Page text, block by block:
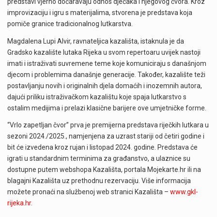
improvizaciju i igru s materijalima, stvorena je predstava koja
pomiče granice tradicionalnog lutkarstva.
Magdalena Lupi Alvir, ravnateljica kazališta, istaknula je da
Gradsko kazalište lutaka Rijeka u svom repertoaru uvijek nastoji
imati i istraživati suvremene teme koje komuniciraju s današnjom
djecom i problemima današnje generacije. Također, kazalište teži
postavljanju novih i originalnih djela domaćih i inozemnih autora,
dajući priliku istraživačkom kazalištu koje spaja lutkarstvo s
ostalim medijima i prelazi klasične barijere ove umjetničke forme.
“Vrlo zapetljan čvor” prva je premijerna predstava riječkih lutkara u
sezoni 2024./2025., namjenjena za uzrast stariji od četiri godine i
bit će izvedena kroz rujan i listopad 2024. godine. Predstava će
igrati u standardnim terminima za građanstvo, a ulaznice su
dostupne putem webshopa Kazališta, portala Mojekarte.hr ili na
blagajni Kazališta uz prethodnu rezervaciju. Više informacija
možete pronaći na službenoj web stranici Kazališta – www.gkl-
rijeka.hr.